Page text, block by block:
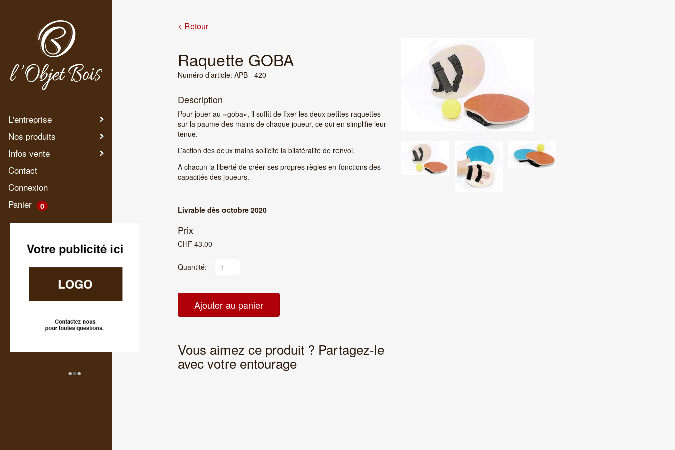
L'entreprise
Nos produits
Infos vente
Contact
Connexion
Panier
0
•••
< Retour
Raquette GOBA
Numéro d’article: APB - 420
Description
Pour jouer au «goba», il suffit de fixer les deux petites raquettes
sur la paume des mains de chaque joueur, ce qui en simplifie leur
tenue.
L’action des deux mains sollicite la bilatéralité de renvoi.
A chacun la liberté de créer ses propres règles en fonctions des
capacités des joueurs.
Livrable dès octobre 2020
Prix
CHF 43.00
Quantité:
Vous aimez ce produit ? Partagez-le
avec votre entourage